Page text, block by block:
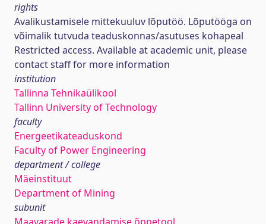
rights
Avalikustamisele mittekuuluv lõputöö. Lõputööga on
võimalik tutvuda teaduskonnas/asutuses kohapeal
Restricted access. Available at academic unit, please
contact staff for more information
institution
Tallinna Tehnikaülikool
Tallinn University of Technology
faculty
Energeetikateaduskond
Faculty of Power Engineering
department / college
Mäeinstituut
Department of Mining
subunit